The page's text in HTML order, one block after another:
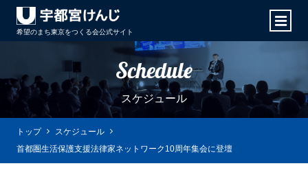
希望のまち東京をつくる会公式サイト
Schedule
スケジュール
トップ
スケジュール
首都圏生活保護支援法律家ネットワーク10周年集会に登壇